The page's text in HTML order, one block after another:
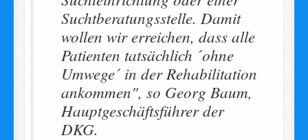
Suchtberatungsstelle. Damit
wollen wir erreichen, dass alle
Patienten tatsächlich ´ohne
Umwege´ in der Rehabilitation
ankommen", so Georg Baum,
Hauptgeschäftsführer der
DKG.